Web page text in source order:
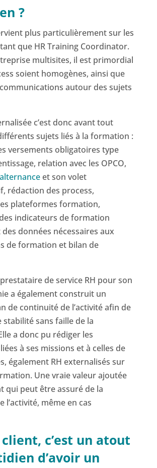
?
plus particulièrement sur les
que HR Training Coordinator.
multisites, il est primordial
soient homogènes, ainsi que
autour des sujets
c’est donc avant tout
sujets liés à la formation :
versements obligatoires type
relation avec les OPCO,
et son volet
rédaction des process,
plateformes formation,
indicateurs de formation
données nécessaires aux
de formation et bilan de
de service RH pour son
a également construit un
de continuité de l’activité afin de
sans faille de la
a donc pu rédiger les
à ses missions et à celles de
également RH externalisés sur
Une vraie valeur ajoutée
qui peut être assuré de la
l’activité, même en cas
c’est un atout
d’avoir un